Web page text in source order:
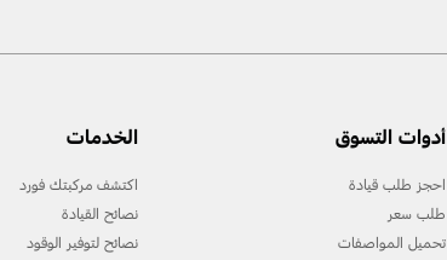
أدوات التسوق
احجز طلب قيادة
طلب سعر
تحميل المواصفات
الخدمات
اكتشف مركبتك فورد
نصائح القيادة
نصائح لتوفير الوقود